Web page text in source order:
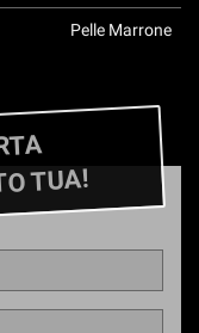
Pelle Marrone
TUA!